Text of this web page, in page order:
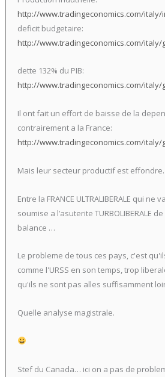
http://www.tradingeconomics.com/
deficit budgetaire:
http://www.tradingeconomics.com/
dette 132% du PIB:
http://www.tradingeconomics.com/
Il ont fait un effort de baisse de la
contrairement a la France:
http://www.tradingeconomics.com/
Mais leur secteur productif est
Entre la FRANCE ULTRALIBERALE qui ne
soumise a l’asuterite TURBOLIBERALE
balance …
Le probleme de tous ces pays, c'est
comme l'URSS en son temps, trop
qu'ils ne sont pas alles suffisamment
Quelle analyse magistrale.
Stef du Canada… ici on a pas de